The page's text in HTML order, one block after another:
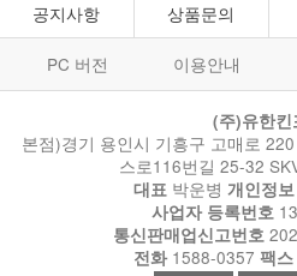
공지사항 상품문의
PC 버전 이용안내
(주)유한킨
본점)경기 용인시 기흥구 고매로
스로116번길 25-32
대표 박운병 개인정
사업자 등록번호
통신판매업신고번호
전화1588-0357 팩스